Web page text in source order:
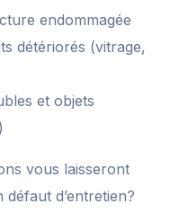
endommagée
détériorés (vitrage,
et objets
vous laisseront
d’entretien?